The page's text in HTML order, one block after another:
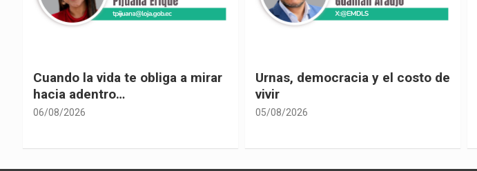
Cuando la vida te obliga a mirar
hacia adentro…
06/08/2026
Urnas, democracia y el costo de
vivir
05/08/2026